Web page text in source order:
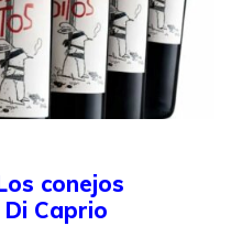
conejos
Caprio